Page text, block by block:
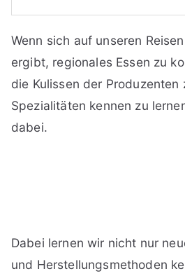
Wenn sich auf unseren
ergibt, regionales Essen zu
die Kulissen der
Spezialitäten kennen zu
dabei.
Dabei lernen wir nicht nur
und Herstellungsmethoden